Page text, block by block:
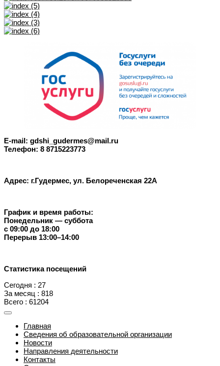
E-mail: gdshi_gudermes@mail.ru
Телефон: 8 8715223773
Адрес: г.Гудермес, ул. Белореченская 22А
График и время работы:
Понедельник — суббота
с 09:00 до 18:00
Перерыв 13:00–14:00
Статистика посещений
Сегодня : 27
За месяц : 818
Всего : 61204
Главная
Сведения об образовательной организации
Новости
Направления деятельности
Контакты